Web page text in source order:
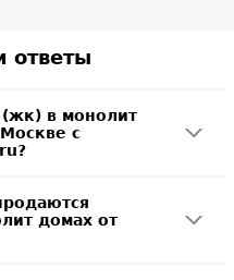
ответы
(жк) в монолит
с
домах от